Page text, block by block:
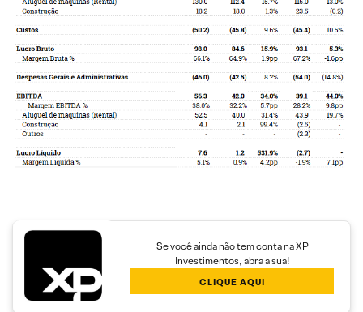
Se você ainda não tem conta na XP
Investimentos, abra a sua!
CLIQUE AQUI